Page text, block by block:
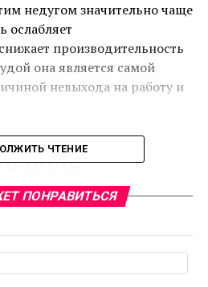
недугом значительно чаще
ослабляет
производительность
она является самой
невыхода на работу и
боль
200 различных видов
всех случаев
головную боль
ЧТЕНИЕ
ПОНРАВИТЬСЯ